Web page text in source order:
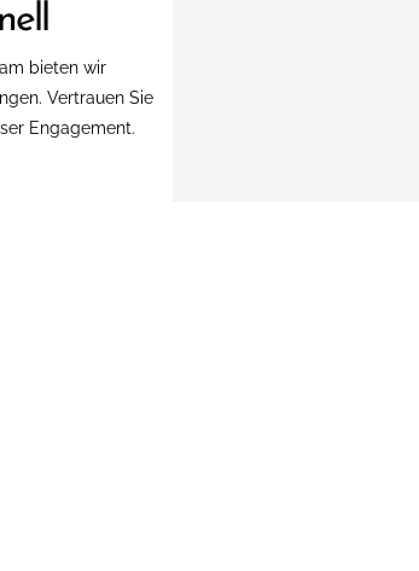
bieten wir
Vertrauen Sie
Engagement.